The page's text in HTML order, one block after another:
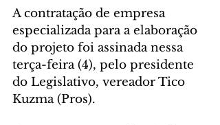
A contratação de empresa
especializada para a elaboração
do projeto foi assinada nessa
terça-feira (4), pelo presidente
do Legislativo, vereador Tico
Kuzma (Pros).